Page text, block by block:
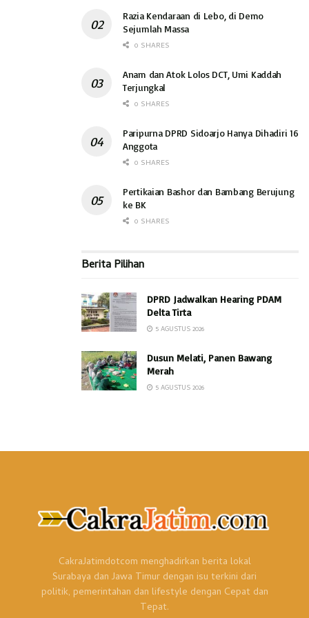
Razia Kendaraan di Lebo, di Demo
Sejumlah Massa
0 SHARES
Anam dan Atok Lolos DCT, Umi Kaddah
Terjungkal
0 SHARES
Paripurna DPRD Sidoarjo Hanya Dihadiri 16
Anggota
0 SHARES
Pertikaian Bashor dan Bambang Berujung
ke BK
0 SHARES
Berita Pilihan
DPRD Jadwalkan Hearing PDAM
Delta Tirta
5 AGUSTUS 2026
Dusun Melati, Panen Bawang
Merah
5 AGUSTUS 2026
CakraJatimdotcom menghadirkan berita lokal
Surabaya dan Jawa Timur dengan isu terkini dari
politik, pemerintahan dan lifestyle dengan Cepat dan
Tepat.